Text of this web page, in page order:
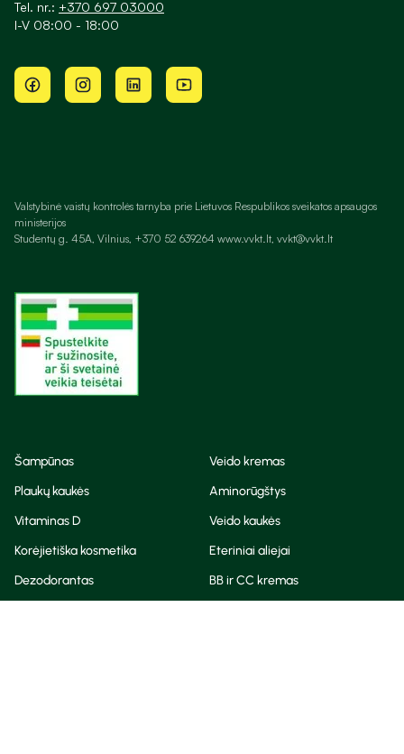
Tel. nr.: +370 697 03000
I-V 08:00 - 18:00
Valstybinė vaistų kontrolės tarnyba prie Lietuvos Respublikos sveikatos apsaugos
ministerijos
Studentų g. 45A, Vilnius, +370 52 639264 www.vvkt.lt, vvkt@vvkt.lt
Šampūnas
Veido kremas
Plaukų kaukės
Aminorūgštys
Vitaminas D
Veido kaukės
Korėjietiška kosmetika
Eteriniai aliejai
Dezodorantas
BB ir CC kremas